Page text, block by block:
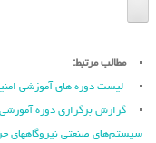
مطالب مرتبط:
لیست دوره های آموزشی
گزارش برگزاری دوره
سیستم‌های صنعتی نیروگاه‏های